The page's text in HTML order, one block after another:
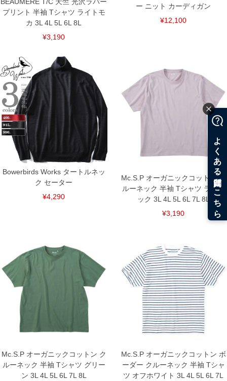
プリント 半袖 Tシャツ ライトモ
カ 3L 4L 5L 6L 8L
¥3,190
ー ニット カーディガン
¥12,100
Bowerbirds Works タートルネッ
ク セーター
¥4,290
Mc.S.P オーガニックコットン ク
ルーネック 半袖 Tシャツ ライラ
ック 3L 4L 5L 6L 7L 8L
¥3,190
Mc.S.P オーガニックコットン ク
ルーネック 半袖 Tシャツ グリー
ン 3L 4L 5L 6L 7L 8L
Mc.S.P オーガニックコットン ボ
ーダー クルーネック 半袖 Tシャ
ツ オフホワイト 3L 4L 5L 6L 7L